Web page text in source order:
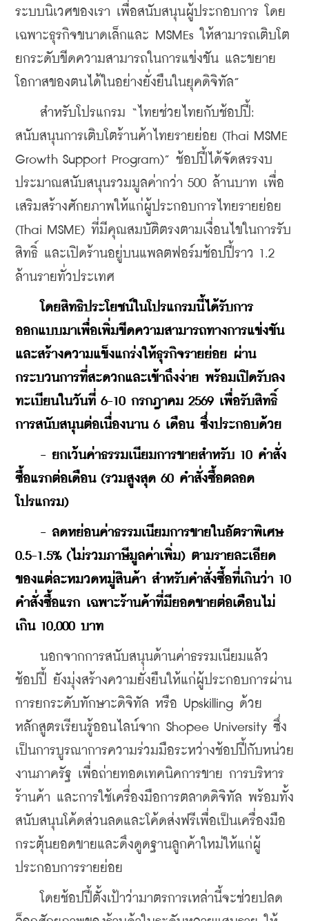
ระบบนิเวศของเรา เพื่อสนับสนุนผู้ประกอบการ โดย
เฉพาะธุรกิจขนาดเล็กและ MSMEs ให้สามารถเติบโต
ยกระดับขีดความสามารถในการแข่งขัน และขยาย
โอกาสของตนได้ในอย่างยั่งยืนในยุคดิจิทัล”
สำหรับโปรแกรม “ไทยช่วยไทยกับช้อปปี้:
สนับสนุนการเติบโตร้านค้าไทยรายย่อย (Thai MSME
Growth Support Program)” ช้อปปี้ได้จัดสรรงบ
ประมาณสนับสนุนรวมมูลค่ากว่า 500 ล้านบาท เพื่อ
เสริมสร้างศักยภาพให้แก่ผู้ประกอบการไทยรายย่อย
(Thai MSME) ที่มีคุณสมบัติตรงตามเงื่อนไขในการรับ
สิทธิ์ และเปิดร้านอยู่บนแพลตฟอร์มช้อปปี้ราว 1.2
ล้านรายทั่วประเทศ
โดยสิทธิประโยชน์ในโปรแกรมนี้ได้รับการ
ออกแบบมาเพื่อเพิ่มขีดความสามารถทางการแข่งขัน
และสร้างความแข็งแกร่งให้ธุรกิจรายย่อย ผ่าน
กระบวนการที่สะดวกและเข้าถึงง่าย พร้อมเปิดรับลง
ทะเบียนในวันที่ 6-10 กรกฎาคม 2569 เพื่อรับสิทธิ์
การสนับสนุนต่อเนื่องนาน 6 เดือน ซึ่งประกอบด้วย
- ยกเว้นค่าธรรมเนียมการขายสำหรับ 10 คำสั่ง
ซื้อแรกต่อเดือน (รวมสูงสุด 60 คำสั่งซื้อตลอด
โปรแกรม)
- ลดหย่อนค่าธรรมเนียมการขายในอัตราพิเศษ
0.5-1.5% (ไม่รวมภาษีมูลค่าเพิ่ม) ตามรายละเอียด
ของแต่ละหมวดหมู่สินค้า สำหรับคำสั่งซี้อที่เกินว่า 10
คำสั่งซื้อแรก เฉพาะร้านค้าที่มียอดขายต่อเดือนไม่
เกิน 10,000 บาท
นอกจากการสนับสนุนด้านค่าธรรมเนียมแล้ว
ช้อปปี้ ยังมุ่งสร้างความยั่งยืนให้แก่ผู้ประกอบการผ่าน
การยกระดับทักษาะดิจิทัล หรือ Upskilling ด้วย
หลักสูตรเรียนรู้ออนไลน์จาก Shopee University ซึ่ง
เป็นการบูรณาการความร่วมมือระหว่างช้อปปี้กับหน่วย
งานภาครัฐ เพื่อถ่ายทอดเทคนิคการขาย การบริหาร
ร้านค้า และการใช้เครื่องมือการตลาดดิจิทัล พร้อมทั้ง
สนับสนุนโค้ดส่วนลดและโค้ดส่งฟรีเพื่อเป็นเครื่องมือ
กระตุ้นยอดขายและดึงดูดฐานลูกค้าใหม่ให้แก่ผู้
ประกอบการรายย่อย
โดยช้อปปี้ตั้งเป้าว่ามาตรการเหล่านี้จะช่วยปลด